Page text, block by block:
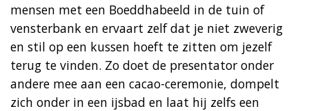
mensen met een Boeddhabeeld in de tuin of
vensterbank en ervaart zelf dat je niet zweverig
en stil op een kussen hoeft te zitten om jezelf
terug te vinden. Zo doet de presentator onder
andere mee aan een cacao-ceremonie, dompelt
zich onder in een ijsbad en laat hij zelfs een